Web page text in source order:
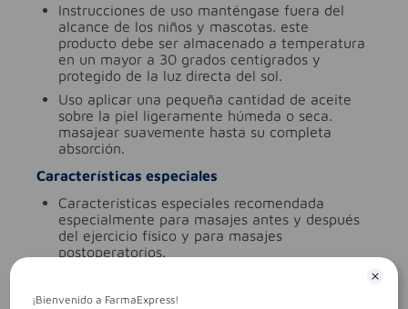
instrucciones de uso manténgase fuera del
alcance de los niños y mascotas. este
producto debe ser almacenado a temperatura
en un mayor a 30 grados centígrados y
protegido de la luz directa del sol.
uso aplicar una pequeña cantidad de aceite
sobre la piel ligeramente húmeda o seca.
masajear suavemente hasta su completa
absorción.
Características especiales
características especiales recomendada
especialmente para masajes antes y después
del ejercicio físico y para masajes
postoperatorios.
cal.naran.y arnica
¡Bienvenido a FarmaExpress!